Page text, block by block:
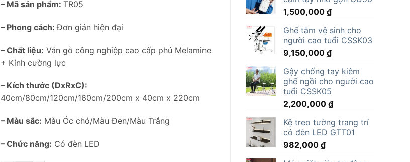
1,500,000 ₫
Ghế tắm vệ sinh cho
người cao tuổi CSSK03
9,150,000 ₫
Gậy chống tay kiêm
ghế ngồi cho người cao
tuổi CSSK05
2,200,000 ₫
Kệ treo tường trang trí
có đèn LED GTT01
982,000 ₫
– Mã sản phẩm: TR05
– Phong cách:Đơn giản hiện đại
– Chất liệu: Ván gỗ công nghiệp cao cấp phủ Melamine
+ Kính cường lực
– Kích thước (DxRxC):
40cm/80cm/120cm/160cm/200cm x 40cm x 220cm
– Màu sắc: Màu Óc chó/Màu Đen/Màu Trắng
– Chức năng: Có đèn LED